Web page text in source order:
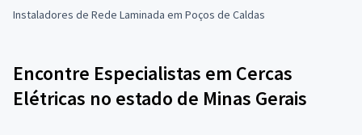
Instaladores de Rede Laminada em Poços de Caldas
Encontre Especialistas em Cercas
Elétricas no estado de Minas Gerais